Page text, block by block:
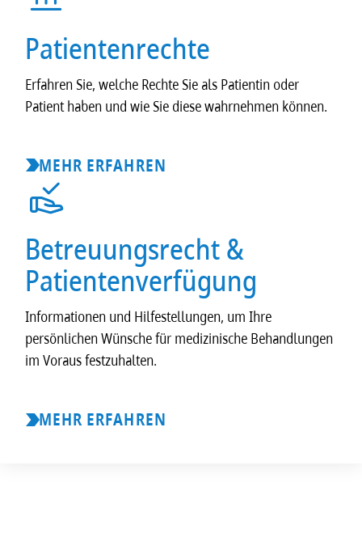
Patientenrechte
Erfahren Sie, welche Rechte Sie als Patientin oder
Patient haben und wie Sie diese wahrnehmen können.
MEHR ERFAHREN
Betreuungsrecht &
Patientenverfügung
Informationen und Hilfestellungen, um Ihre
persönlichen Wünsche für medizinische Behandlungen
im Voraus festzuhalten.
MEHR ERFAHREN